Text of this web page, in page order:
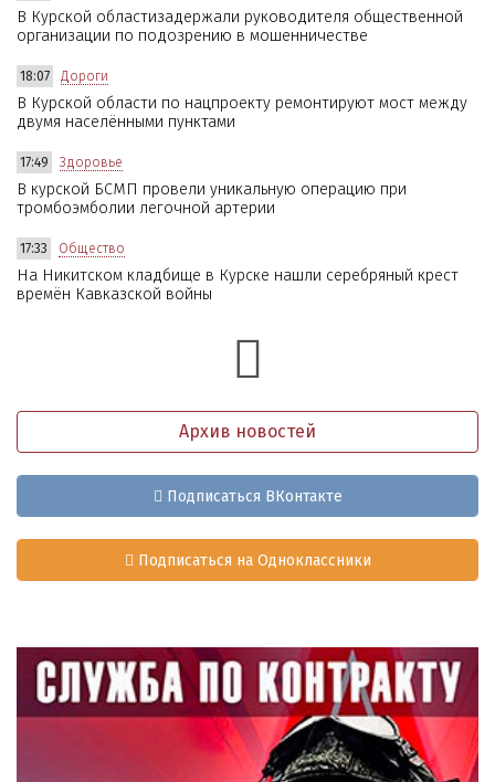
В Курской областизадержали руководителя общественной
организации по подозрению в мошенничестве
18:07 Дороги
В Курской области по нацпроекту ремонтируют мост между
двумя населёнными пунктами
17:49 Здоровье
В курской БСМП провели уникальную операцию при
тромбоэмболии легочной артерии
17:33 Общество
На Никитском кладбище в Курске нашли серебряный крест
времён Кавказской войны
Архив новостей
Подписаться ВКонтакте
Подписаться на Одноклассники